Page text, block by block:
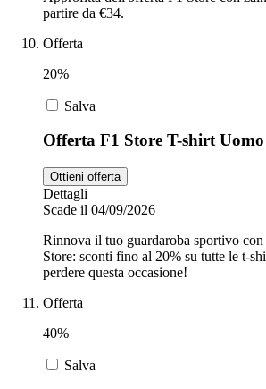
partire da €34.
Offerta
20%
Salva
Offerta F1 Store T-shirt
Ottieni offerta
Dettagli
Scade il 04/09/2026
Rinnova il tuo guardaroba sportivo con
Store: sconti fino al 20% su tutte le t-
perdere questa occasione!
Offerta
40%
Salva